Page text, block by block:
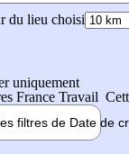
du lieu choisi
uniquement
France Travail
filtres de Date de